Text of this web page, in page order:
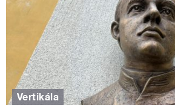
Vertikála